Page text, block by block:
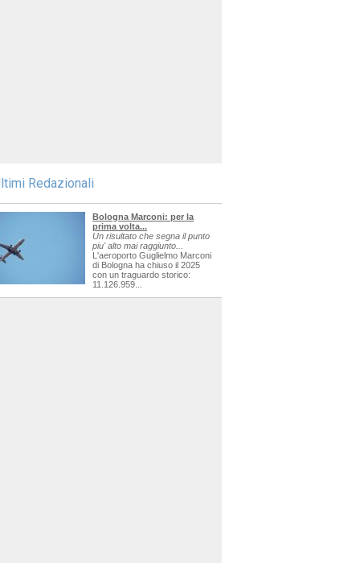
Redazionali
Bologna Marconi: per la
prima volta...
Un risultato che segna il punto
piu' alto mai raggiunto...
L'aeroporto Guglielmo Marconi
di Bologna ha chiuso il 2025
con un traguardo storico:
11.126.959...